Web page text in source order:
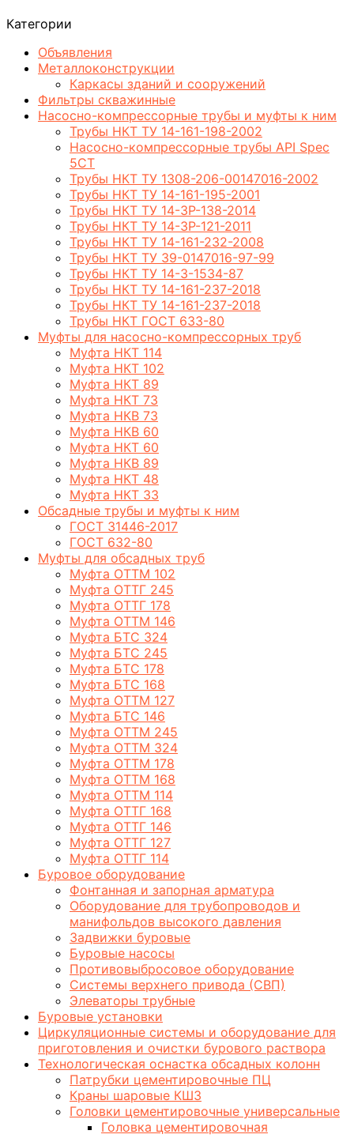
Категории
Объявления
Металлоконструкции
Каркасы зданий и сооружений
Фильтры скважинные
Насосно-компрессорные трубы и муфты к ним
Трубы НКТ ТУ 14-161-198-2002
Насосно-компрессорные трубы API Spec
5CT
Трубы НКТ ТУ 1308-206-00147016-2002
Трубы НКТ ТУ 14-161-195-2001
Трубы НКТ ТУ 14-3Р-138-2014
Трубы НКТ ТУ 14-3Р-121-2011
Трубы НКТ ТУ 14-161-232-2008
Трубы НКТ ТУ 39-0147016-97-99
Трубы НКТ ТУ 14-3-1534-87
Трубы НКТ ТУ 14-161-237-2018
Трубы НКТ ТУ 14-161-237-2018
Трубы НКТ ГОСТ 633-80
Муфты для насосно-компрессорных труб
Муфта НКТ 114
Муфта НКТ 102
Муфта НКТ 89
Муфта НКТ 73
Муфта НКВ 73
Муфта НКВ 60
Муфта НКТ 60
Муфта НКВ 89
Муфта НКТ 48
Муфта НКТ 33
Обсадные трубы и муфты к ним
ГОСТ 31446-2017
ГОСТ 632-80
Муфты для обсадных труб
Муфта ОТТМ 102
Муфта ОТТГ 245
Муфта ОТТГ 178
Муфта ОТТМ 146
Муфта БТС 324
Муфта БТС 245
Муфта БТС 178
Муфта БТС 168
Муфта ОТТМ 127
Муфта БТС 146
Муфта ОТТМ 245
Муфта ОТТМ 324
Муфта ОТТМ 178
Муфта ОТТМ 168
Муфта ОТТМ 114
Муфта ОТТГ 168
Муфта ОТТГ 146
Муфта ОТТГ 127
Муфта ОТТГ 114
Буровое оборудование
Фонтанная и запорная арматура
Оборудование для трубопроводов и
манифольдов высокого давления
Задвижки буровые
Буровые насосы
Противовыбросовое оборудование
Системы верхнего привода (СВП)
Элеваторы трубные
Буровые установки
Циркуляционные системы и оборудование для
приготовления и очистки бурового раствора
Технологическая оснастка обсадных колонн
Патрубки цементировочные ПЦ
Краны шаровые КШЗ
Головки цементировочные универсальные
Головка цементировочная